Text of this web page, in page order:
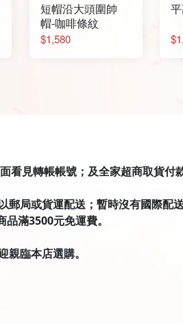
短帽沿大頭圍帥
帽-咖啡條紋
$1,580
見轉帳帳號；及全家超商取貨
郵局或貨運配送；暫時沒有國際配
滿3500元免運費。
臨本店選購。